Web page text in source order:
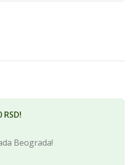
Beograda!